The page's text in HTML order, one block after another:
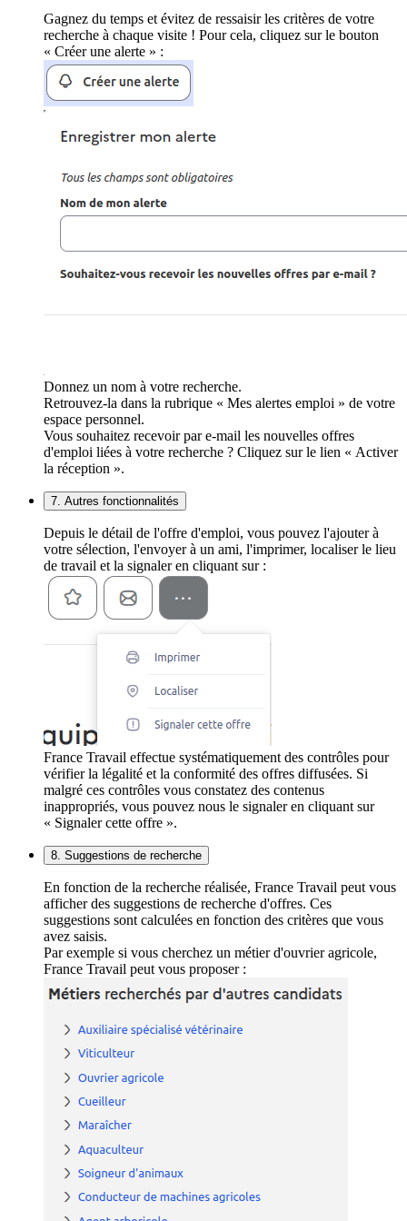
Gagnez du temps et évitez de ressaisir les critères de votre
recherche à chaque visite ! Pour cela, cliquez sur le bouton
« Créer une alerte » :
Donnez un nom à votre recherche.
Retrouvez-la dans la rubrique « Mes alertes emploi » de votre
espace personnel.
Vous souhaitez recevoir par e-mail les nouvelles offres
d'emploi liées à votre recherche ? Cliquez sur le lien « Activer
la réception ».
7. Autres fonctionnalités
Depuis le détail de l'offre d'emploi, vous pouvez l'ajouter à
votre sélection, l'envoyer à un ami, l'imprimer, localiser le lieu
de travail et la signaler en cliquant sur :
France Travail effectue systématiquement des contrôles pour
vérifier la légalité et la conformité des offres diffusées. Si
malgré ces contrôles vous constatez des contenus
inappropriés, vous pouvez nous le signaler en cliquant sur
« Signaler cette offre ».
8. Suggestions de recherche
En fonction de la recherche réalisée, France Travail peut vous
afficher des suggestions de recherche d'offres. Ces
suggestions sont calculées en fonction des critères que vous
avez saisis.
Par exemple si vous cherchez un métier d'ouvrier agricole,
France Travail peut vous proposer :